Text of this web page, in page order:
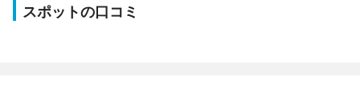
スポットの口コミ